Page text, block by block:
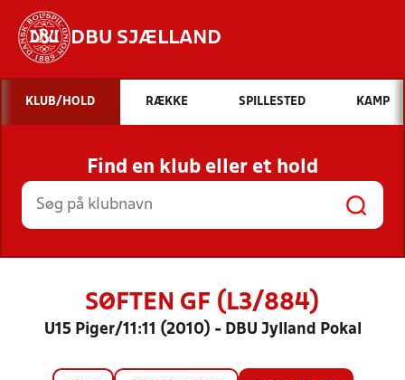
DBU SJÆLLAND
Hvad vil du søge efter?
INDHOLD OG NYHEDER
STILLINGER, RESULTATER, KLUBBER OG
HOLD
KLUB/HOLD RÆKKE SPILLESTED KAMP
Find en klub eller et hold
SØFTEN GF (L3/884)
U15 Piger/11:11 (2010) - DBU Jylland Pokal